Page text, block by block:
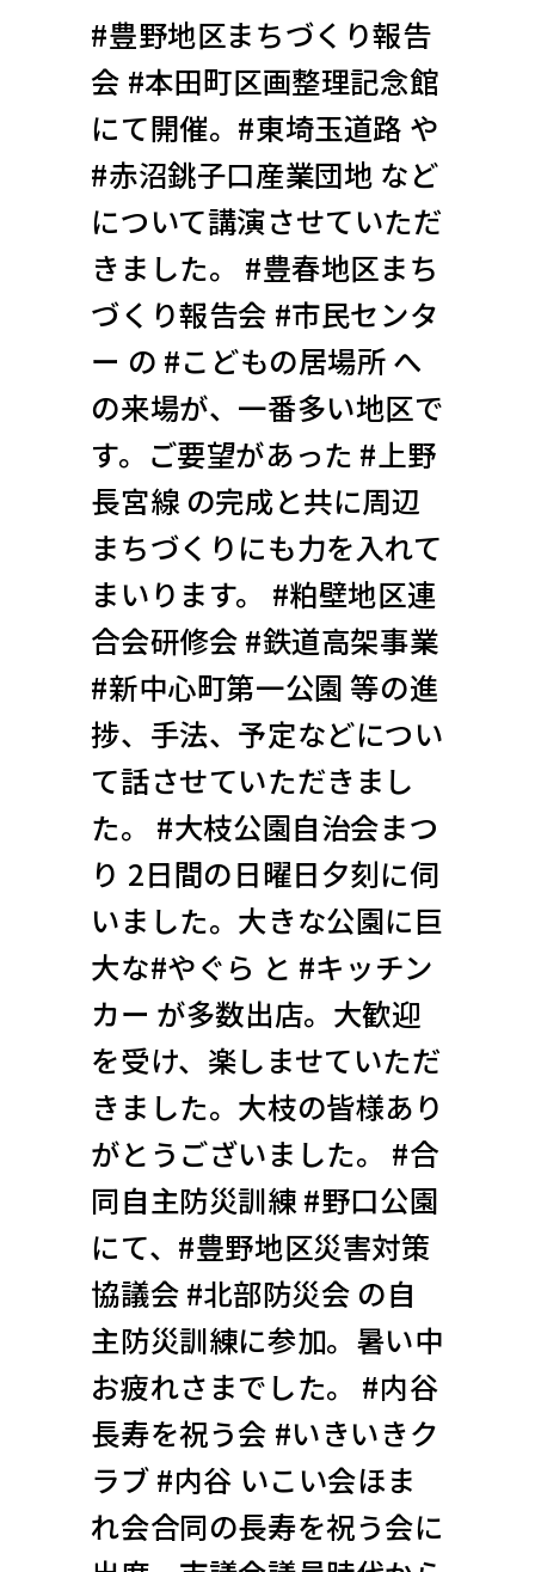
#豊野地区まちづくり報告
会 #本田町区画整理記念館
にて開催。#東埼玉道路 や
#赤沼銚子口産業団地 など
について講演させていただ
きました。 #豊春地区まち
づくり報告会 #市民センタ
ー の #こどもの居場所 へ
の来場が、一番多い地区で
す。ご要望があった #上野
長宮線 の完成と共に周辺
まちづくりにも力を入れて
まいります。 #粕壁地区連
合会研修会 #鉄道高架事業
#新中心町第一公園 等の進
捗、手法、予定などについ
て話させていただきまし
た。 #大枝公園自治会まつ
り 2日間の日曜日夕刻に伺
いました。大きな公園に巨
大な#やぐら と #キッチン
カー が多数出店。大歓迎
を受け、楽しませていただ
きました。大枝の皆様あり
がとうございました。 #合
同自主防災訓練 #野口公園
にて、#豊野地区災害対策
協議会 #北部防災会 の自
主防災訓練に参加。暑い中
お疲れさまでした。 #内谷
長寿を祝う会 #いきいきク
ラブ #内谷 いこい会ほま
れ会合同の長寿を祝う会に